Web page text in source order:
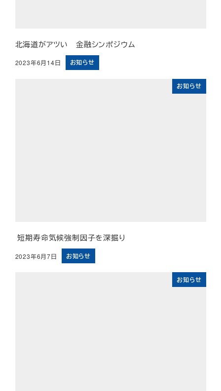
北海道がアツい 金融シンポジウム
投稿日
2023年6月14日 お知らせ
お知らせ
短期寿命気候強制因子を深掘り
投稿日
2023年6月7日 お知らせ
お知らせ